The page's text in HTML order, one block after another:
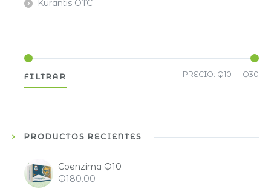
Kurantis OTC
FILTRAR PRECIO: Q10 — Q30
PRODUCTOS RECIENTES
Coenzima Q10
Q180.00